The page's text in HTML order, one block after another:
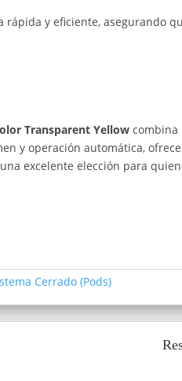
rápida y eficiente, asegurando
Transparent Yellow combina
y operación automática,
excelente elección para
Cerrado (Pods)